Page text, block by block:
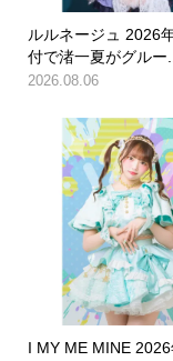
ルルネージュ 2026
付で渚一夏がグルー
2026.08.06
I MY ME MINE